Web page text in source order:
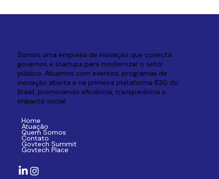
Somos uma empresa de inovação que conecta
governos e startups para modernizar o setor
público. Atuamos com eventos, programas de
inovação aberta e na primeira plataforma B2G do
Brasil, promovendo eficiência, transparência e
impacto social.
Home
Atuação
Quem Somos
Contato
Govtech Summit
Govtech Place